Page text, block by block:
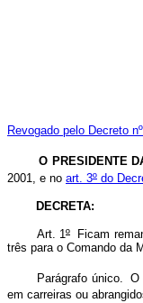
Revogado pelo Decreto
O PRESIDENTE DA
2001, e no art. 3º do
DECRETA:
Art. 1ºFicam
três para o Comando da
Parágrafo único. O
em carreiras ou